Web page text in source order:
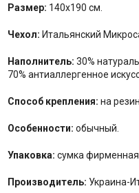
Размер: 140x190 см.
Чехол: Итальянский
Наполнитель: 30%
70% антиаллергенное
Способ крепления: на
Особенности: обычный.
Упаковка: сумка
Производитель: Украина-